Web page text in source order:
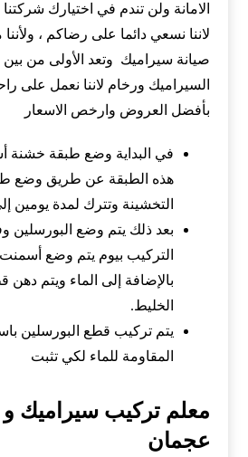
الامانة ولن تندم في اختيارك
لاننا نسعي دائما على رضاكم ،
صيانة سيراميك وتعد الأولى من
السيراميك ورخام لاننا نعمل على
بأفضل العروض وارخص الاسعار
في البداية وضع طبقة خشنة
هذه الطبقة عن طريق وضع
التخشينة وتترك لمدة يومين
بعد ذلك يتم وضع البورسلين
التركيب بيوم يتم وضع
بالإضافة إلى الماء ويتم دهن
الخليط.
يتم تركيب قطع البورسلين
المقاومة للماء لكي تثبت
معلم تركيب سيراميك
عجمان